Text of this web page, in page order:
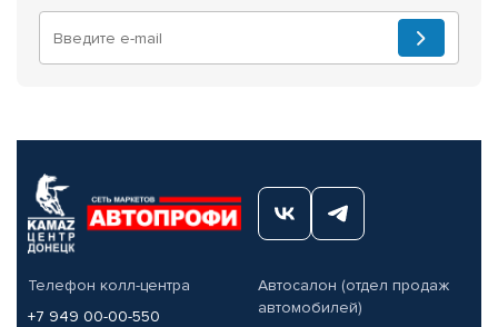
Телефон колл-центра
+7 949 00-00-550
Автосалон (отдел продаж
автомобилей)